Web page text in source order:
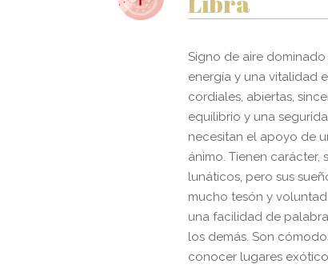
Signo de aire
energía y una vitalidad
cordiales, abiertas,
equilibrio y una
necesitan el apoyo de
ánimo. Tienen
lunáticos, pero sus
mucho tesón y
una facilidad de
los demás. Son
conocer lugares